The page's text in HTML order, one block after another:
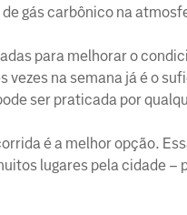
gás carbônico na
para melhorar o
na semana já é o
ser praticada por
é a melhor opção.
lugares pela cidade